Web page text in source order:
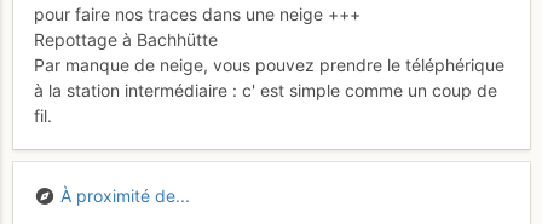
pour faire nos traces dans une neige +++
Repottage à Bachhütte
Par manque de neige, vous pouvez prendre le téléphérique
à la station intermédiaire : c' est simple comme un coup de
fil.
À proximité de...